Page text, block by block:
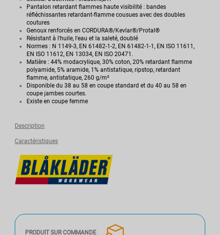
Pantalon retardant flammes haute visibilité : bandes
réfléchissantes retardant-flamme cousues avec des doubles
coutures
Genoux renforcés en CORDURA®/Kevlar®/Protal®
Résistant à l'huile, l'eau et la saleté, doublé
Normes : N 1149-3, EN 61482-1-2, EN 61482-1-1, EN ISO 11611,
EN ISO 11612, EN 13034, EN ISO 20471.
Matière : 44% modacrylique, 30% coton, 20% retardant flamme
polyamide, 5% aramide, 1% antistatique, ripstop, retardant
flamme, antistatique, 260 g/m²
Disponible du 38 au 58 en coupe standard et du 40 au 58 en
coupe jambes courtes.
Existe en coupe femme
Description
Caractéristiques
PRODUIT SUR COMMANDE